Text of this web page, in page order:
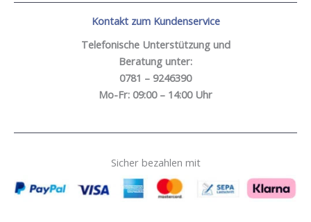
Kontakt zum Kundenservice
Telefonische Unterstützung und
Beratung unter:
0781 – 9246390
Mo-Fr: 09:00 – 14:00 Uhr
Sicher bezahlen mit